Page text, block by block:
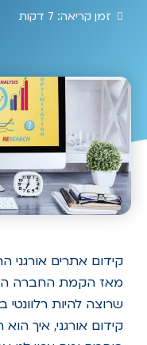
זמן קריאה: 7 דקות
מאז הקמת החברה
שרוצה להיות
קידום אורגני, איך